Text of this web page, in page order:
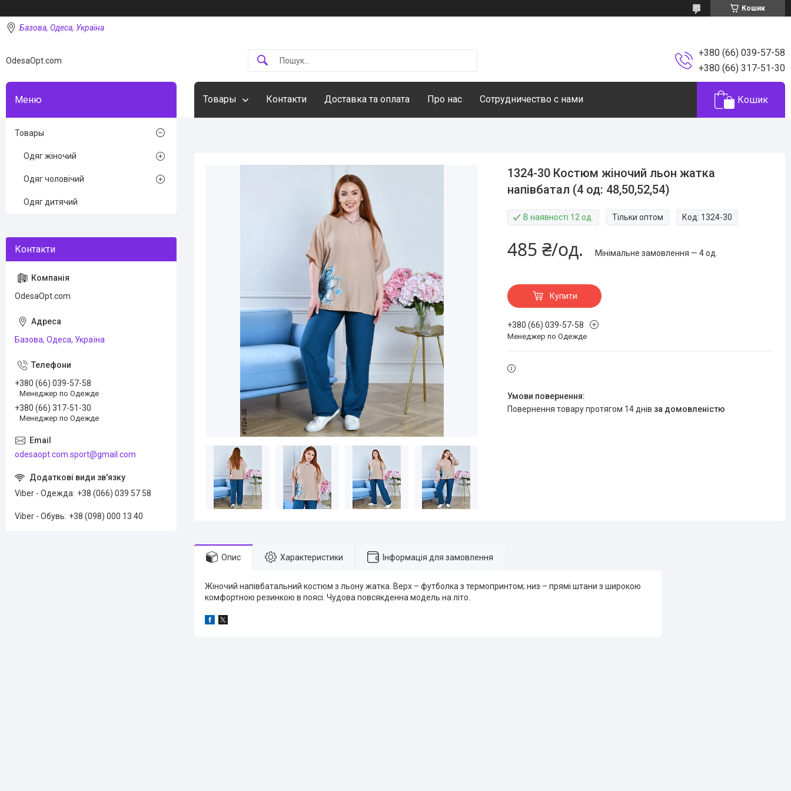
Кошик
Базова, Одеса, Україна
OdesaOpt.com
+380 (66) 039-57-58
+380 (66) 317-51-30
Товары Контакти Доставка та оплата Про нас Сотрудничество с нами Кошик
1324-30 Костюм жіночий льон жатка
напівбатал (4 од: 48,50,52,54)
В наявності 12 од. Тільки оптом Код: 1324-30
485 ₴/од. Мінімальне замовлення — 4 од.
Купити
+380 (66) 039-57-58
Менеджер по Одежде
повернення товару протягом 14 днів за домовленістю
Опис Характеристики Інформація для замовлення
Жіночий напівбатальний костюм з льону жатка. Верх – футболка з термопринтом; низ – прямі штани з широкою
комфортною резинкою в поясі. Чудова повсякденна модель на літо.
Товары
Одяг жіночий
Одяг чоловічий
Одяг дитячий
OdesaOpt.com
Базова, Одеса, Україна
+380 (66) 039-57-58
Менеджер по Одежде
+380 (66) 317-51-30
Менеджер по Одежде
odesaopt.com.sport@gmail.com
Viber - Одежда +38 (066) 039 57 58
Viber - Обувь +38 (098) 000 13 40